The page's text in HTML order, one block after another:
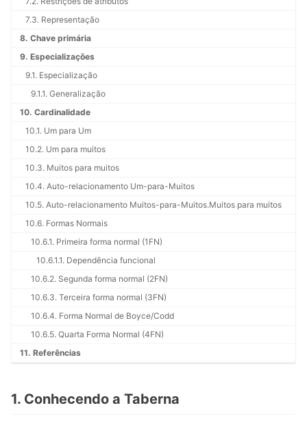
7.3. Representação
8. Chave primária
9. Especializações
9.1. Especialização
9.1.1. Generalização
10. Cardinalidade
10.1. Um para Um
10.2. Um para muitos
10.3. Muitos para muitos
10.4. Auto-relacionamento Um-para-Muitos
10.5. Auto-relacionamento Muitos-para-Muitos.Muitos para muitos
10.6. Formas Normais
10.6.1. Primeira forma normal (1FN)
10.6.1.1. Dependência funcional
10.6.2. Segunda forma normal (2FN)
10.6.3. Terceira forma normal (3FN)
10.6.4. Forma Normal de Boyce/Codd
10.6.5. Quarta Forma Normal (4FN)
11. Referências
1. Conhecendo a Taberna